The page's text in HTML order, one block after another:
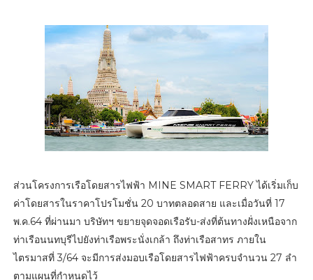
ส่วนโครงการเรือโดยสารไฟฟ้า MINE SMART FERRY ได้เริ่มเก็บ
ค่าโดยสารในราคาโปรโมชั่น 20 บาทตลอดสาย และเมื่อวันที่ 17
พ.ค.64 ที่ผ่านมา บริษัทฯ ขยายจุดจอดเรือรับ-ส่งที่ต้นทางฝั่งเหนือจาก
ท่าเรือนนทบุรีไปยังท่าเรือพระนั่งเกล้า ถึงท่าเรือสาทร ภายใน
ไตรมาสที่ 3/64 จะมีการส่งมอบเรือโดยสารไฟฟ้าครบจำนวน 27 ลำ
ตามแผนที่กำหนดไว้